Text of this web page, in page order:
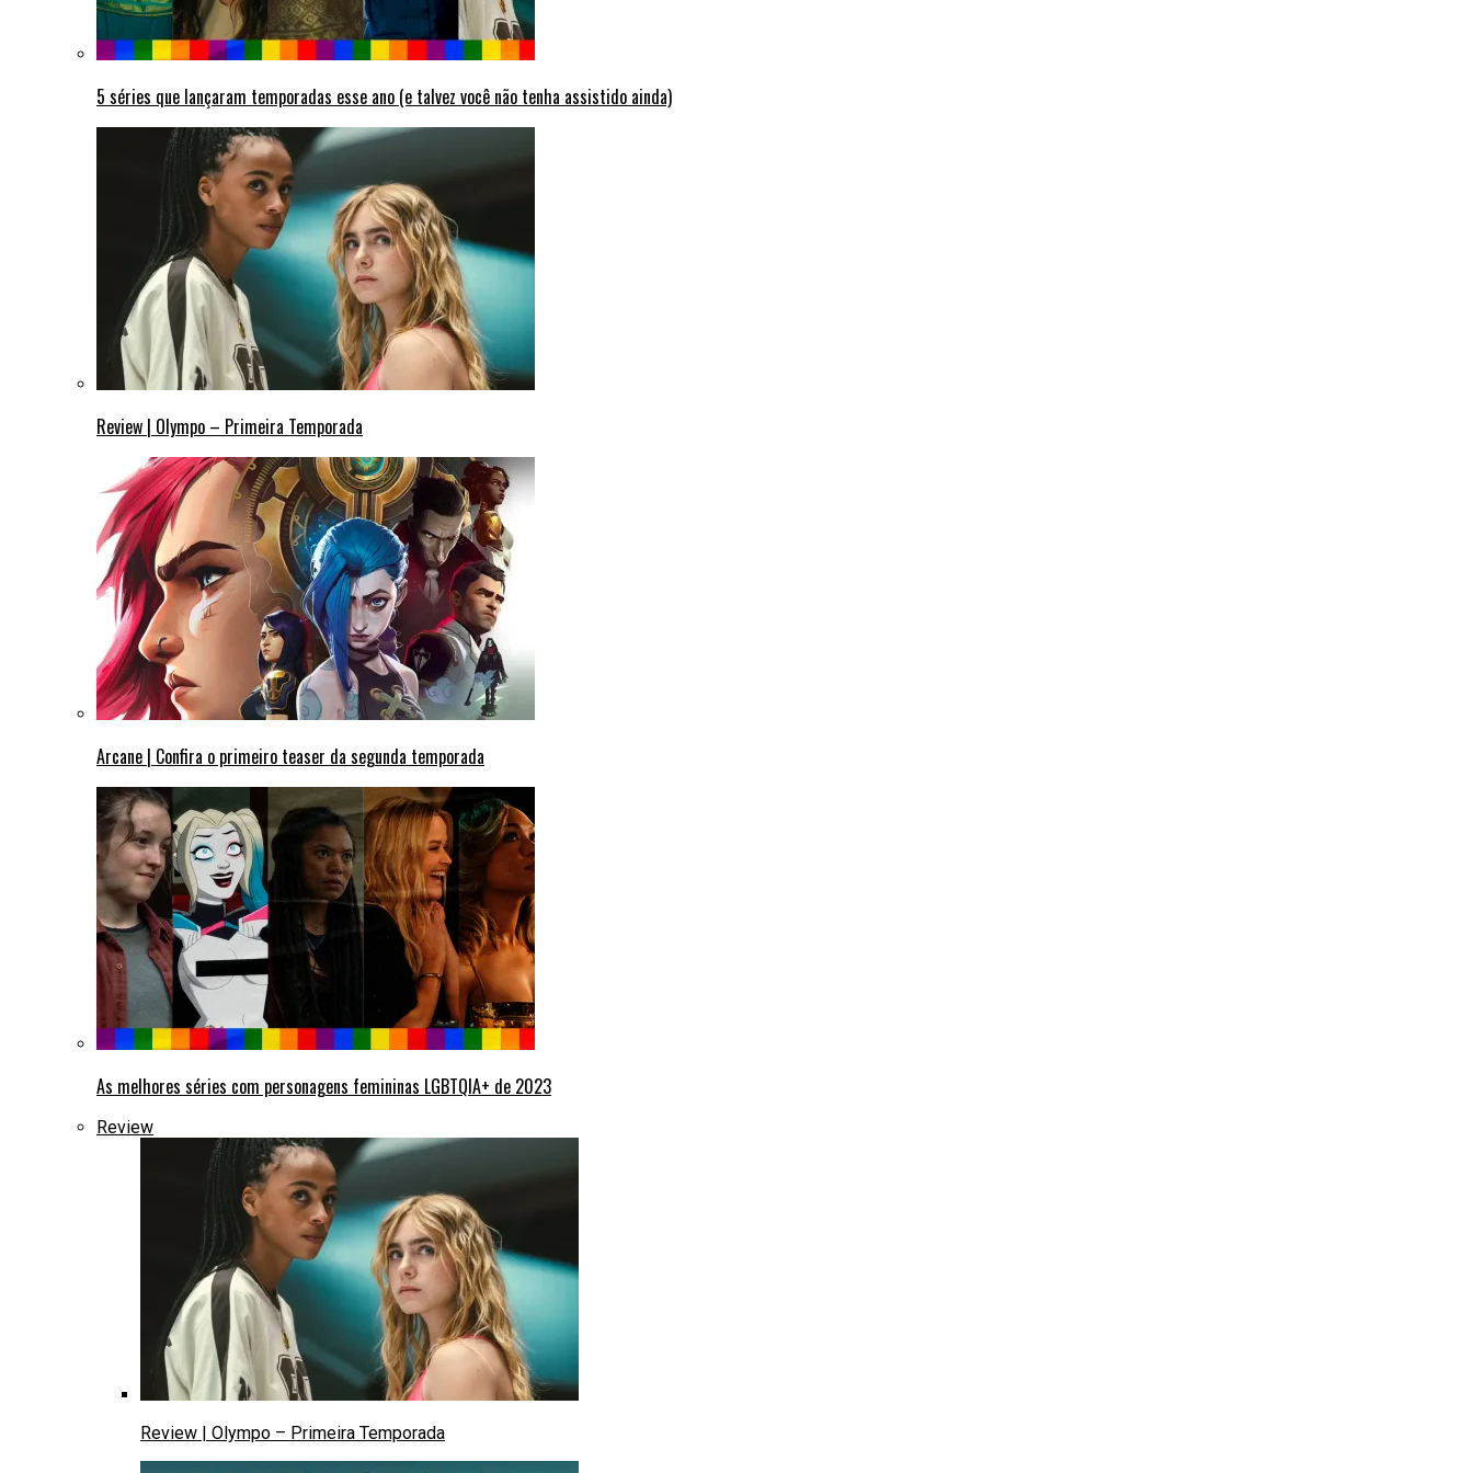
5 séries que lançaram temporadas esse ano (e talvez você não tenha assistido ainda)
Review | Olympo – Primeira Temporada
Arcane | Confira o primeiro teaser da segunda temporada
As melhores séries com personagens femininas LGBTQIA+ de 2023
Review
Review | Olympo – Primeira Temporada